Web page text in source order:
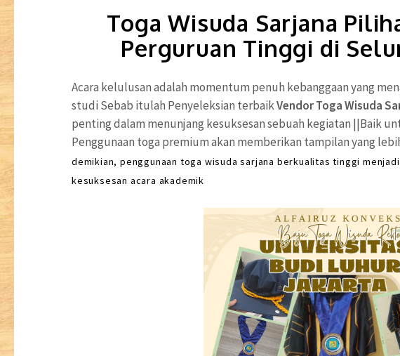
Toga Wisuda Sarjana
Perguruan Tinggi di
Acara kelulusan adalah momentum penuh kebanggaan yang
studi Sebab itulah Penyeleksian terbaikVendor Toga Wisuda
penting dalam menunjang kesuksesan sebuah kegiatan ||Baik
Penggunaan toga premium akan memberikan tampilan yang
demikian, penggunaan toga wisuda sarjana berkualitas tinggi
kesuksesan acara akademik